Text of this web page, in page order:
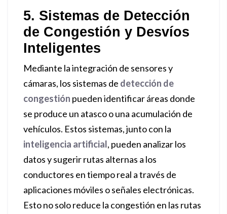
5. Sistemas de Detección
de Congestión y Desvíos
Inteligentes
Mediante la integración de sensores y
cámaras, los sistemas de detección de
congestión pueden identificar áreas donde
se produce un atasco o una acumulación de
vehículos. Estos sistemas, junto con la
inteligencia artificial, pueden analizar los
datos y sugerir rutas alternas a los
conductores en tiempo real a través de
aplicaciones móviles o señales electrónicas.
Esto no solo reduce la congestión en las rutas